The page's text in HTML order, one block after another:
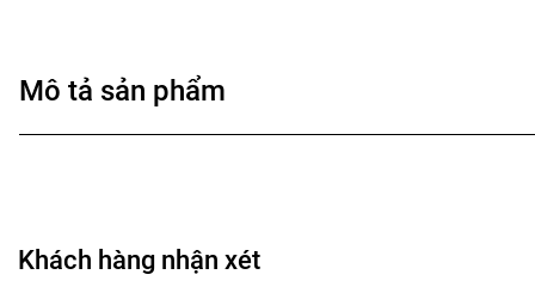
Mô tả sản phẩm
Khách hàng nhận xét